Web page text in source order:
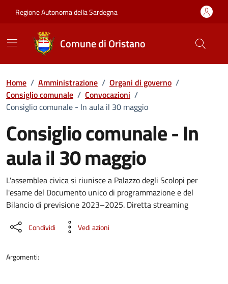
Regione Autonoma della Sardegna
Comune di Oristano
Home / Amministrazione / Organi di governo /
Consiglio comunale / Convocazioni /
Consiglio comunale - In aula il 30 maggio
Consiglio comunale - In
aula il 30 maggio
???portal.DettaglioConvocazione???
L'assemblea civica si riunisce a Palazzo degli Scolopi per
l'esame del Documento unico di programmazione e del
Bilancio di previsione 2023–2025. Diretta streaming
Condividi Vedi azioni
Argomenti: